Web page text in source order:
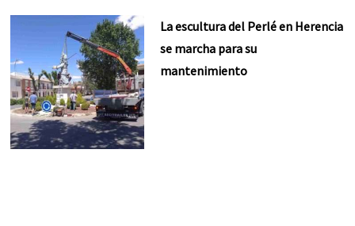
La escultura del Perlé en Herencia
se marcha para su
mantenimiento